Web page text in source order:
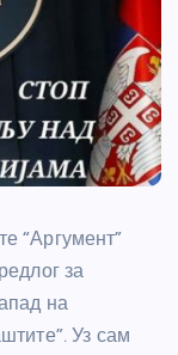
“Аргумент”
за
на
Уз сам